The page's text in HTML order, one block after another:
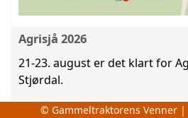
Agrisjå 2026
21-23. august er det klart for
Stjørdal.
© Gammeltraktorens Venner |